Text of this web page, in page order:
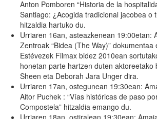
Anton Pomboren “Historia de la
Santiago: ¿Acogida tradicional jacobea o
hitzaldia hartuko du.
Urriaren 16an, asteazkenean 19:00etan:
Zentroak “Bidea (The Way)”
Estévezek Filmax bidez 2010ean
honetan parte hartzen duten aktoreetako
Sheen eta Deborah Jara Unger dira.
Urriaren 17an, ostegunean 19:30ean:
Aitor Puchek : “Vías históricas de paso
Compostela” hitzaldia emango du.
Urriaren 18an, ostiralean 19:30ean: